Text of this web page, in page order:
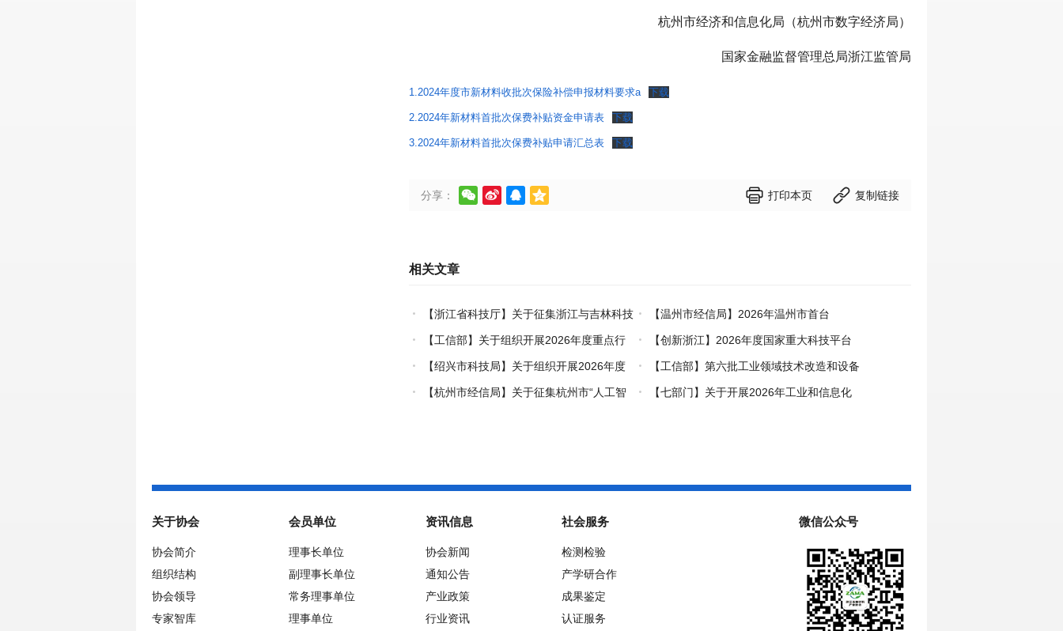
杭州市经济和信息化局（杭州市数字经济局）
国家金融监督管理总局浙江监管局
1.2024年度市新材料收批次保险补偿申报材料要求a 下载
2.2024年新材料首批次保费补贴资金申请表 下载
3.2024年新材料首批次保费补贴申请汇总表 下载
分享：      打印本页  复制链接
相关文章
【浙江省科技厅】关于征集浙江与吉林科技
创新对口合作事项的通知
【温州市经信局】2026年温州市首台
（套）装备认定工作启动
【工信部】关于组织开展2026年度重点行
业能效、碳效领跑者企业推荐工作的通知
【创新浙江】2026年度国家重大科技平台
国际开放合作基础研究专项（试点）项目指南
【绍兴市科技局】关于组织开展2026年度
市级概念验证中心申报工作的通知
【工信部】第六批工业领域技术改造和设备
更新再贷款项目申报工作启动
【杭州市经信局】关于征集杭州市“人工智
【七部门】关于开展2026年工业和信息化
关于协会
协会简介
组织结构
协会领导
专家智库
会员单位
理事长单位
副理事长单位
常务理事单位
理事单位
资讯信息
协会新闻
通知公告
产业政策
行业资讯
社会服务
检测检验
产学研合作
成果鉴定
认证服务
微信公众号